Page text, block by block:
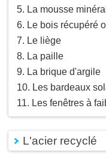
La mousse
Le bois récupéré
Le liège
La paille
La brique d'argile
Les bardeaux
Les fenêtres à
L'acier recyclé